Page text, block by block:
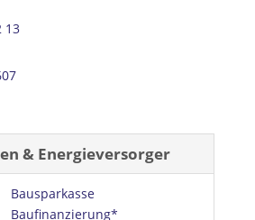
13
& Energieversorger
Bausparkasse
Baufinanzierung*